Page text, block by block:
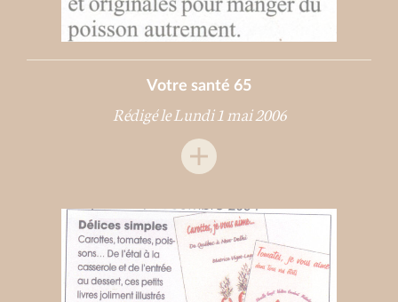
Votre santé 65
Rédigé le Lundi 1 mai 2006